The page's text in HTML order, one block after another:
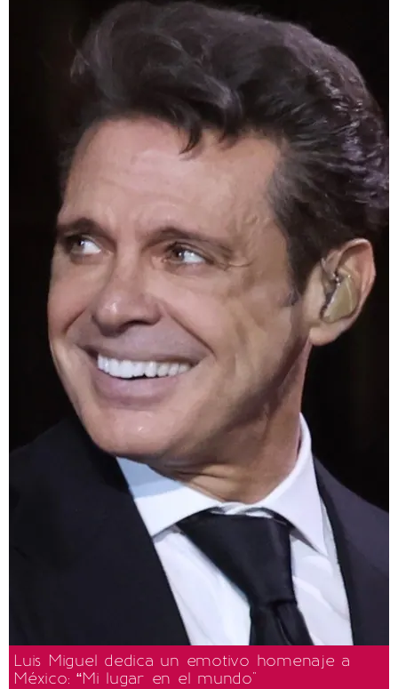
Luis Miguel dedica un emotivo homenaje a
México: “Mi lugar en el mundo"